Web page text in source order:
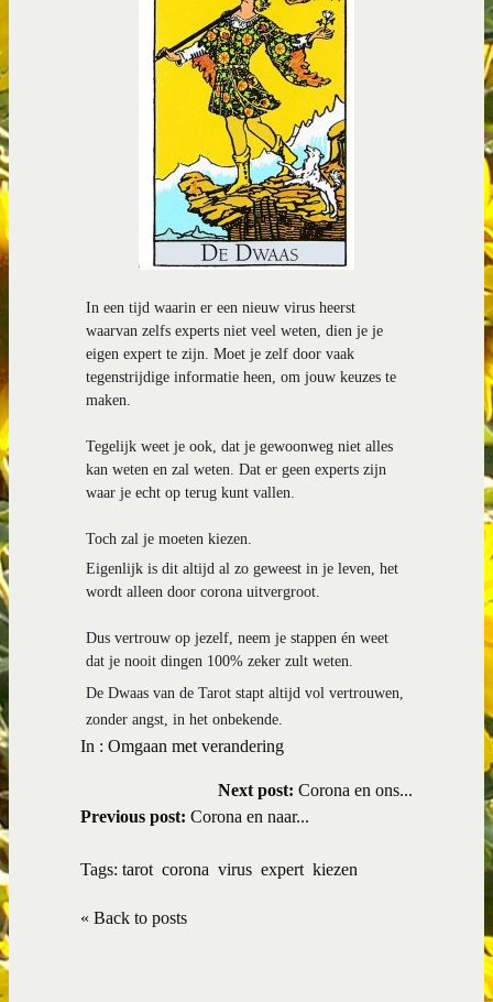
In een tijd waarin er een nieuw virus heerst
waarvan zelfs experts niet veel weten, dien je je
eigen expert te zijn. Moet je zelf door vaak
tegenstrijdige informatie heen, om jouw keuzes te
maken.
Tegelijk weet je ook, dat je gewoonweg niet alles
kan weten en zal weten. Dat er geen experts zijn
waar je echt op terug kunt vallen.
Toch zal je moeten kiezen.
Eigenlijk is dit altijd al zo geweest in je leven, het
wordt alleen door corona uitvergroot.
Dus vertrouw op jezelf, neem je stappen én weet
dat je nooit dingen 100% zeker zult weten.
De Dwaas van de Tarot stapt altijd vol vertrouwen,
zonder angst, in het onbekende.
In : Omgaan met verandering
Next post: Corona en ons...
Previous post: Corona en naar...
Tags: tarot corona virus expert kiezen
« Back to posts